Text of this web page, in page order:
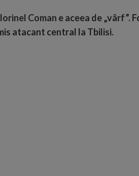
Coman e aceea de „vârf”.
atacant central la Tbilisi.